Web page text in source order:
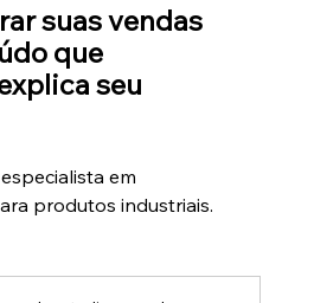
suas vendas
que
seu
em
produtos industriais.